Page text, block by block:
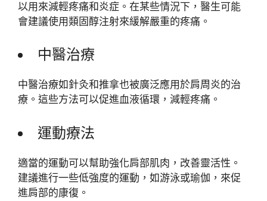
以用來減輕疼痛和炎症。在某些情況下，醫生可能
會建議使用類固醇注射來緩解嚴重的疼痛。
中醫治療
中醫治療如針灸和推拿也被廣泛應用於肩周炎的治
療。這些方法可以促進血液循環，減輕疼痛。
運動療法
適當的運動可以幫助強化肩部肌肉，改善靈活性。
建議進行一些低強度的運動，如游泳或瑜伽，來促
進肩部的康復。